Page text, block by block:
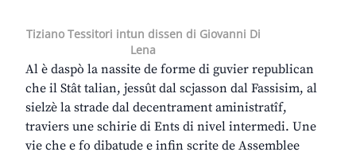
Tiziano Tessitori intun dissen di Giovanni Di
Lena
Al è daspò la nassite de forme di guvier republican
che il Stât talian, jessût dal scjasson dal Fassisim, al
sielzè la strade dal decentrament aministratîf,
traviers une schirie di Ents di nivel intermedi. Une
vie che e fo dibatude e infin scrite de Assemblee